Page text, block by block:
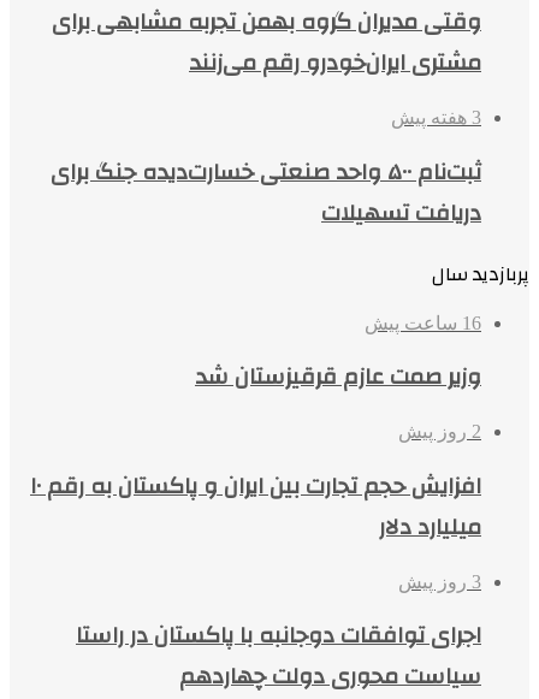
وقتی مدیران گروه بهمن تجربه مشابهی برای
مشتری ایران‌خودرو رقم می‌زنند
3 هفته پیش
ثبت‌نام ۵۰۰ واحد صنعتی خسارت‌دیده جنگ برای
دریافت تسهیلات
پربازدید سال
16 ساعت پیش
وزیر صمت عازم قرقیزستان شد
2 روز پیش
افزایش حجم تجارت بین ایران و پاکستان به رقم ۱۰
میلیارد دلار
3 روز پیش
اجرای توافقات دوجانبه با پاکستان در راستا
سیاست محوری دولت چهاردهم